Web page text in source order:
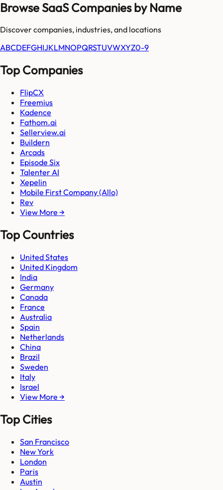
Browse SaaS Companies by Name
Discover companies, industries, and locations
ABCDEFGHIJKLMNOPQRSTUVWXYZ0-9
Top Companies
FlipCX
Freemius
Kadence
Fathom.ai
Sellerview.ai
Buildern
Arcads
Episode Six
Talenter AI
Xepelin
Mobile First Company (Allo)
Rev
View More →
Top Countries
United States
United Kingdom
India
Germany
Canada
France
Australia
Spain
Netherlands
China
Brazil
Sweden
Italy
Israel
View More →
Top Cities
San Francisco
New York
London
Paris
Austin